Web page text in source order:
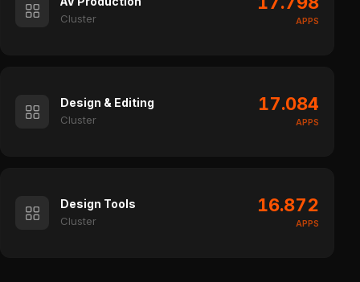
Cluster APPS
Design & Editing
Cluster
17.084
APPS
Design Tools
Cluster
16.872
APPS